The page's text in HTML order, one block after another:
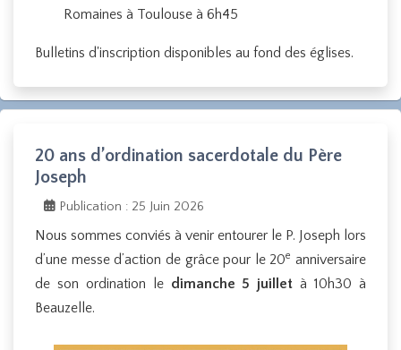
Romaines à Toulouse à 6h45
Bulletins d'inscription disponibles au fond des églises.
20 ans d’ordination sacerdotale du Père
Joseph
Publication : 25 Juin 2026
Nous sommes conviés à venir entourer le P. Joseph lors
d’une messe d’action de grâce pour le 20e anniversaire
de son ordination le dimanche 5 juillet à 10h30 à
Beauzelle.